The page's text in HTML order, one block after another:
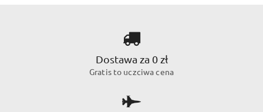
Dostawa za 0 zł
Gratis to uczciwa cena